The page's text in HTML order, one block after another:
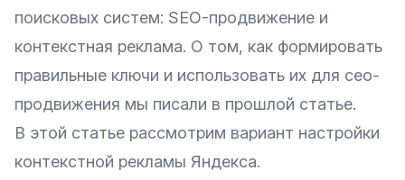
поисковых систем: SEO-продвижение и
контекстная реклама. О том, как формировать
правильные ключи и использовать их для сео-
продвижения мы писали в прошлой статье.
В этой статье рассмотрим вариант настройки
контекстной рекламы Яндекса.